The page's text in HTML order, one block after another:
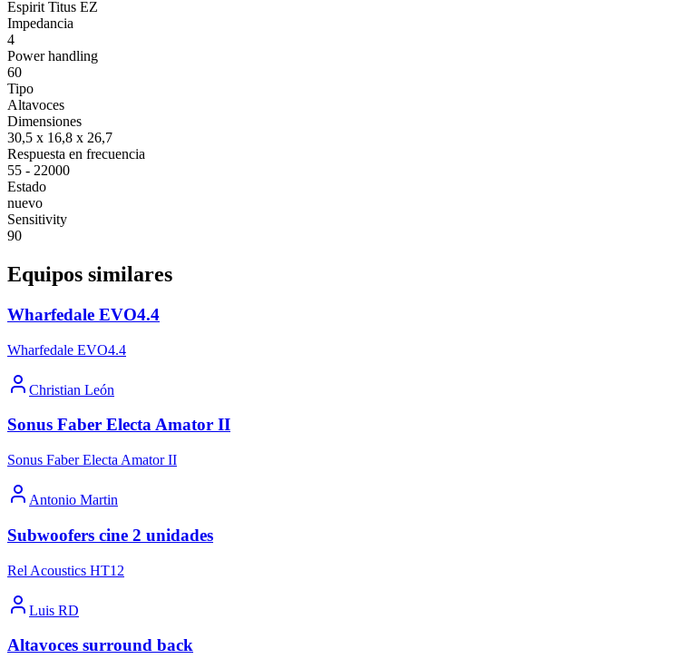
Espirit Titus EZ
Impedancia
4
Power handling
60
Tipo
Altavoces
Dimensiones
30,5 x 16,8 x 26,7
Respuesta en frecuencia
55 - 22000
Estado
nuevo
Sensitivity
90
Equipos similares
Wharfedale EVO4.4
Wharfedale EVO4.4
Christian León
Sonus Faber Electa Amator II
Sonus Faber Electa Amator II
Antonio Martin
Subwoofers cine 2 unidades
Rel Acoustics HT12
Luis RD
Altavoces surround back